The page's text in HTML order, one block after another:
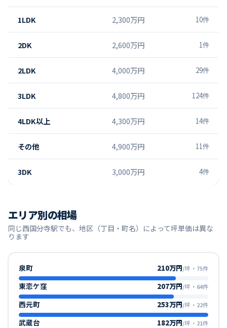
1LDK 2,300万円 10件
2DK 2,600万円 1件
2LDK 4,000万円 29件
3LDK 4,800万円 124件
4LDK以上 4,300万円 14件
その他 4,900万円 11件
3DK 3,000万円 4件
エリア別の相場
同じ西国分寺駅でも、地区（丁目・町名）によって坪単価は異な
ります
泉町 210万円/坪 ・ 75件
東恋ケ窪 207万円/坪 ・ 64件
西元町 253万円/坪 ・ 22件
武蔵台 182万円/坪 ・ 21件